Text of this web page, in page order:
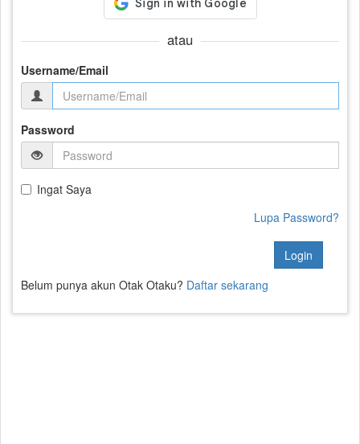
atau
Username/Email
Password
Ingat Saya
Lupa Password?
Login
Belum punya akun Otak Otaku? Daftar sekarang